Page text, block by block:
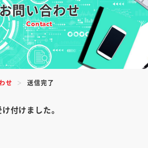
問い合わせ
Contact
せ 送信完了
付けました。